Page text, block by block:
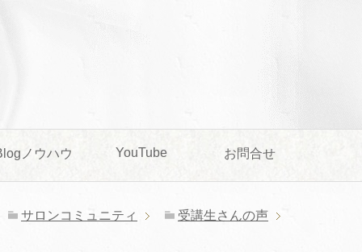
ノウハウ YouTube お問合せ
サロンコミュニティ 受講生さんの声